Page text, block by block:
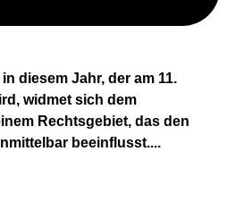
diesem Jahr, der am 11.
widmet sich dem
Rechtsgebiet, das den
beeinflusst....